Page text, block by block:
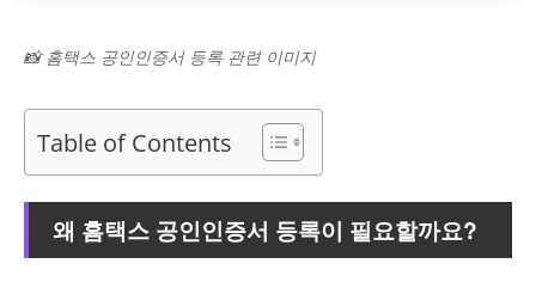
📸 홈택스 공인인증서 등록 관련 이미지
Table of Contents
왜 홈택스 공인인증서 등록이 필요할까요?